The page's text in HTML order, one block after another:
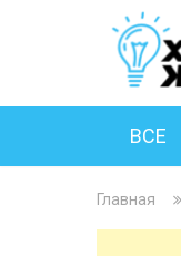
ВСЕ
Главная